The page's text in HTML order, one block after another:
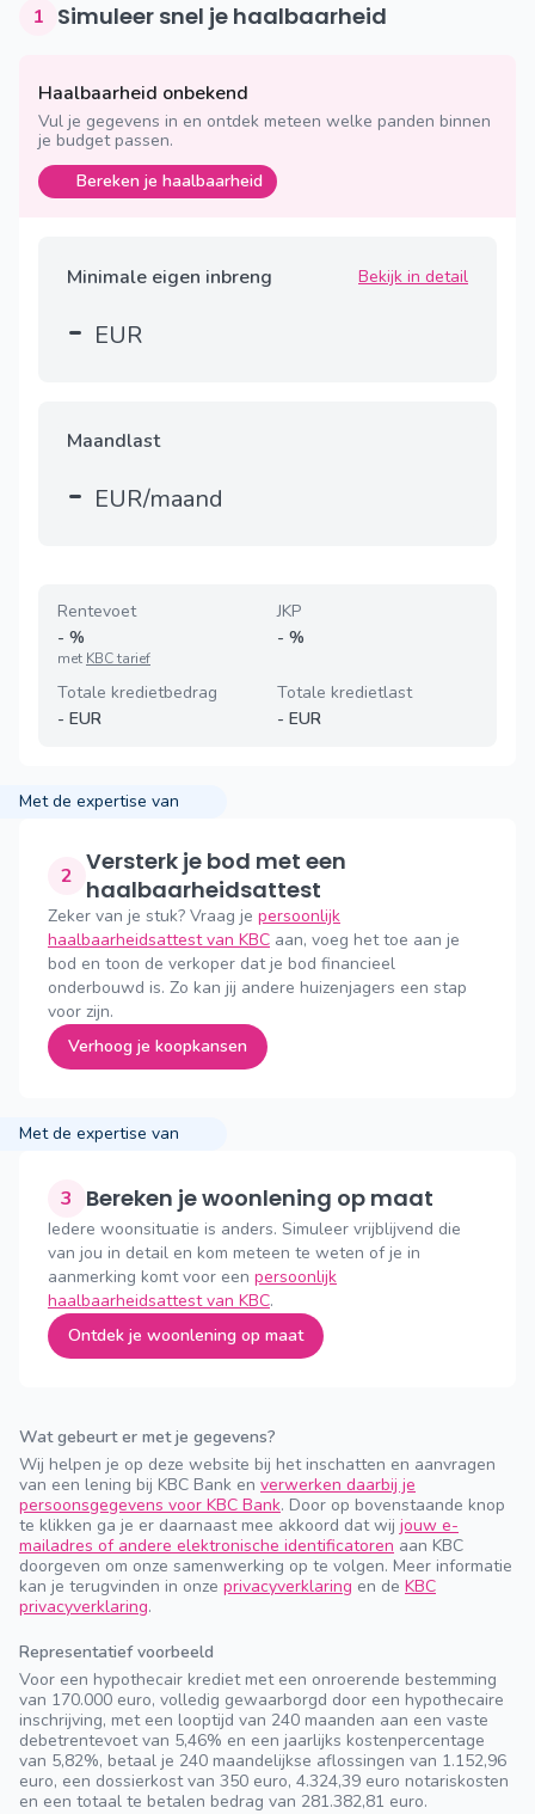
1 Simuleer snel je haalbaarheid
Haalbaarheid onbekend
Vul je gegevens in en ontdek meteen welke panden binnen
je budget passen.
Bereken je haalbaarheid
Minimale eigen inbreng Bekijk in detail
- EUR
Maandlast
- EUR/maand
Rentevoet
- %
met KBC tarief
JKP
- %
Totale kredietbedrag
- EUR
Totale kredietlast
- EUR
Met de expertise van
2 Versterk je bod met een
haalbaarheidsattest
Zeker van je stuk? Vraag je persoonlijk
haalbaarheidsattest van KBC aan, voeg het toe aan je
bod en toon de verkoper dat je bod financieel
onderbouwd is. Zo kan jij andere huizenjagers een stap
voor zijn.
Verhoog je koopkansen
Met de expertise van
3 Bereken je woonlening op maat
Iedere woonsituatie is anders. Simuleer vrijblijvend die
van jou in detail en kom meteen te weten of je in
aanmerking komt voor een persoonlijk
haalbaarheidsattest van KBC.
Ontdek je woonlening op maat
Wat gebeurt er met je gegevens?
Wij helpen je op deze website bij het inschatten en aanvragen
van een lening bij KBC Bank en verwerken daarbij je
persoonsgegevens voor KBC Bank. Door op bovenstaande knop
te klikken ga je er daarnaast mee akkoord dat wij jouw e-
mailadres of andere elektronische identificatoren aan KBC
doorgeven om onze samenwerking op te volgen. Meer informatie
kan je terugvinden in onze privacyverklaring en de KBC
privacyverklaring.
Representatief voorbeeld
Voor een hypothecair krediet met een onroerende bestemming
van 170.000 euro, volledig gewaarborgd door een hypothecaire
inschrijving, met een looptijd van 240 maanden aan een vaste
debetrentevoet van 5,46% en een jaarlijks kostenpercentage
van 5,82%, betaal je 240 maandelijkse aflossingen van 1.152,96
euro, een dossierkost van 350 euro, 4.324,39 euro notariskosten
en een totaal te betalen bedrag van 281.382,81 euro.